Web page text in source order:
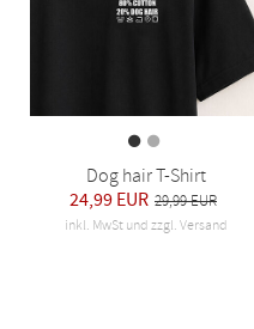
Dog hair T-Shirt
24,99 EUR 29,99 EUR
inkl. MwSt und zzgl. Versand